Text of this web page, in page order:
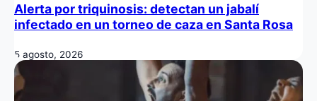
Alerta por triquinosis: detectan un jabalí
infectado en un torneo de caza en Santa Rosa
5 agosto, 2026